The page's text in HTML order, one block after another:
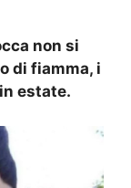
non si
di fiamma, i
estate.